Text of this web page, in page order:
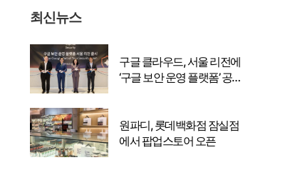
최신뉴스
구글 클라우드, 서울 리전에
‘구글 보안 운영 플랫폼’ 공식
원파디, 롯데백화점 잠실점
에서 팝업스토어 오픈